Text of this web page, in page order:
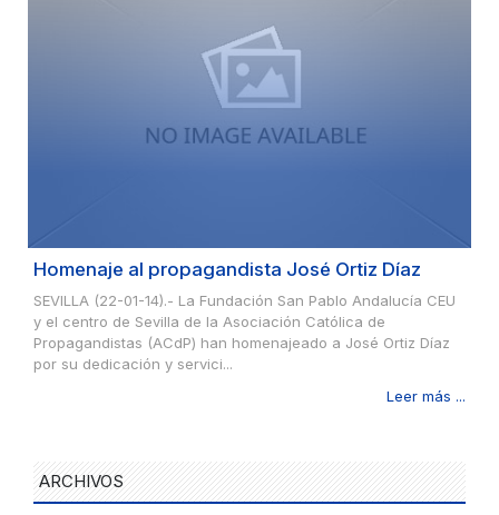
Homenaje al propagandista José Ortiz Díaz
SEVILLA (22-01-14).- La Fundación San Pablo Andalucía CEU
y el centro de Sevilla de la Asociación Católica de
Propagandistas (ACdP) han homenajeado a José Ortiz Díaz
por su dedicación y servici...
Leer más ...
ARCHIVOS